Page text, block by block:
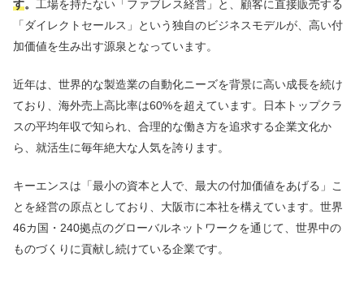
す。 工場を持たない「ファブレス経営」と、顧客に直接販売する
「ダイレクトセールス」という独自のビジネスモデルが、高い付
加価値を生み出す源泉となっています。
近年は、世界的な製造業の自動化ニーズを背景に高い成長を続け
ており、海外売上高比率は60%を超えています。日本トップクラ
スの平均年収で知られ、合理的な働き方を追求する企業文化か
ら、就活生に毎年絶大な人気を誇ります。
キーエンスは「最小の資本と人で、最大の付加価値をあげる」こ
とを経営の原点としており、大阪市に本社を構えています。世界
46カ国・240拠点のグローバルネットワークを通じて、世界中の
ものづくりに貢献し続けている企業です。